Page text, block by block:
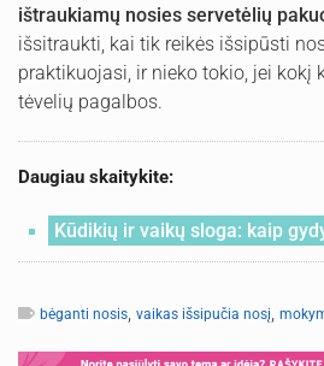
ištraukiamų nosies servetėlių
išsitraukti, kai tik reikės išsipūsti
praktikuojasi, ir nieko tokio, jei kokį
tėvelių pagalbos.
Daugiau skaitykite:
Kūdikių ir vaikų sloga: kaip
bėganti nosis, vaikas išsipučia nosį,